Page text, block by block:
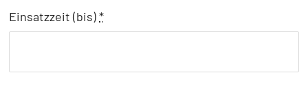
Einsatzzeit (bis)*